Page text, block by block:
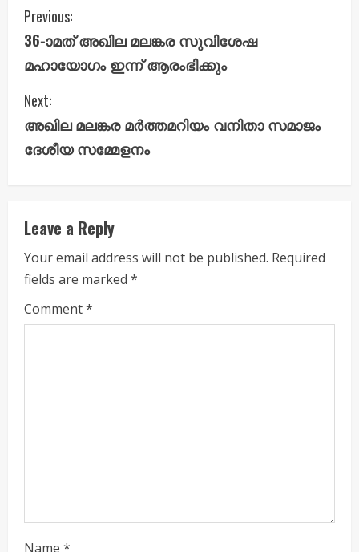
C
o
n
t
i
n
u
e
R
e
Previous:
36-ാമത് അഖില മലങ്കര സുവിശേഷ
മഹായോഗം ഇന്ന് ആരംഭിക്കും
Next:
അഖില മലങ്കര മർത്തമറിയം വനിതാ സമാജം
ദേശീയ സമ്മേളനം
Leave a Reply
Your email address will not be published. Required
fields are marked *
Comment*
Name *